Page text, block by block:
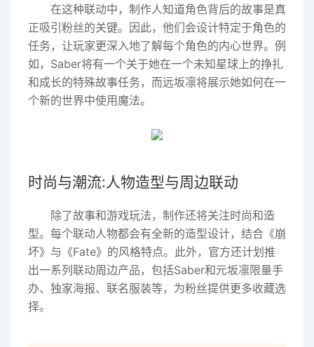
在这种联动中，制作人知道角色背后的故事是真
正吸引粉丝的关键。因此，他们会设计特定于角色的
任务，让玩家更深入地了解每个角色的内心世界。例
如，Saber将有一个关于她在一个未知星球上的挣扎
和成长的特殊故事任务，而远坂凛将展示她如何在一
个新的世界中使用魔法。
时尚与潮流:人物造型与周边联动
除了故事和游戏玩法，制作还将关注时尚和造
型。每个联动人物都会有全新的造型设计，结合《崩
坏》与《Fate》的风格特点。此外，官方还计划推
出一系列联动周边产品，包括Saber和元坂凛限量手
办、独家海报、联名服装等，为粉丝提供更多收藏选
择。